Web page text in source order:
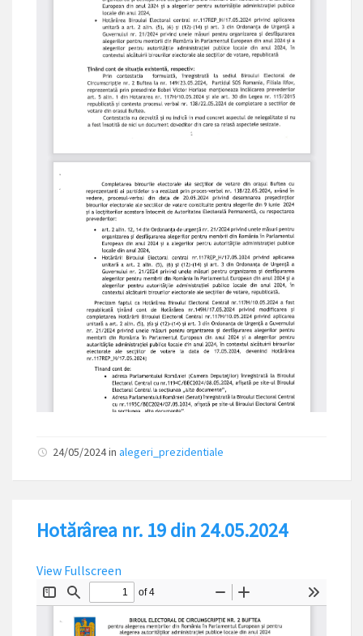
24/05/2024in alegeri_prezidentiale
Hotărârea nr. 19 din 24.05.2024
View Fullscreen